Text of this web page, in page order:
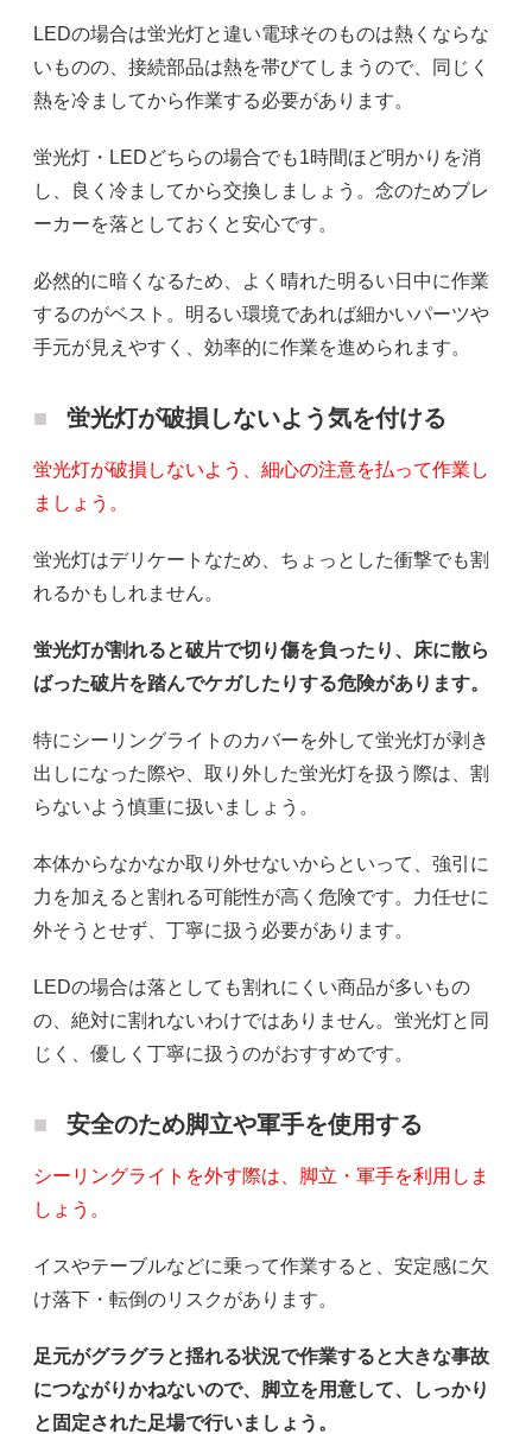
LEDの場合は蛍光灯と違い電球そのものは熱くならな
いものの、接続部品は熱を帯びてしまうので、同じく
熱を冷ましてから作業する必要があります。
蛍光灯・LEDどちらの場合でも1時間ほど明かりを消
し、良く冷ましてから交換しましょう。念のためブレ
ーカーを落としておくと安心です。
必然的に暗くなるため、よく晴れた明るい日中に作業
するのがベスト。明るい環境であれば細かいパーツや
手元が見えやすく、効率的に作業を進められます。
蛍光灯が破損しないよう気を付ける
蛍光灯が破損しないよう、細心の注意を払って作業し
ましょう。
蛍光灯はデリケートなため、ちょっとした衝撃でも割
れるかもしれません。
蛍光灯が割れると破片で切り傷を負ったり、床に散ら
ばった破片を踏んでケガしたりする危険があります。
特にシーリングライトのカバーを外して蛍光灯が剥き
出しになった際や、取り外した蛍光灯を扱う際は、割
らないよう慎重に扱いましょう。
本体からなかなか取り外せないからといって、強引に
力を加えると割れる可能性が高く危険です。力任せに
外そうとせず、丁寧に扱う必要があります。
LEDの場合は落としても割れにくい商品が多いもの
の、絶対に割れないわけではありません。蛍光灯と同
じく、優しく丁寧に扱うのがおすすめです。
安全のため脚立や軍手を使用する
シーリングライトを外す際は、脚立・軍手を利用しま
しょう。
イスやテーブルなどに乗って作業すると、安定感に欠
け落下・転倒のリスクがあります。
足元がグラグラと揺れる状況で作業すると大きな事故
につながりかねないので、脚立を用意して、しっかり
と固定された足場で行いましょう。